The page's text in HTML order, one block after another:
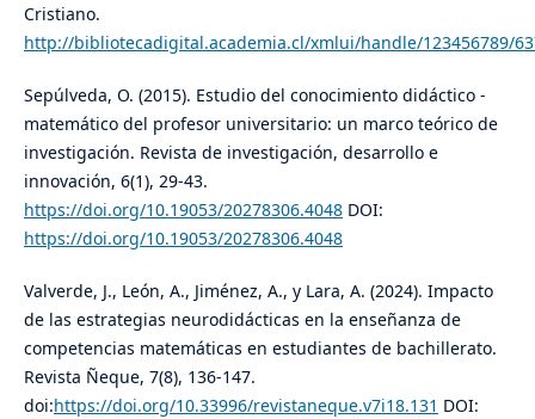
Cristiano.
http://bibliotecadigital.academia.cl/xmlui/handle/123456789/
Sepúlveda, O. (2015). Estudio del conocimiento didáctico -
matemático del profesor universitario: un marco teórico de
investigación. Revista de investigación, desarrollo e
innovación, 6(1), 29-43.
https://doi.org/10.19053/20278306.4048DOI:
https://doi.org/10.19053/20278306.4048
Valverde, J., León, A., Jiménez, A., y Lara, A. (2024). Impacto
de las estrategias neurodidácticas en la enseñanza de
competencias matemáticas en estudiantes de bachillerato.
Revista Ñeque, 7(8), 136-147.
doi:https://doi.org/10.33996/revistaneque.v7i18.131 DOI: